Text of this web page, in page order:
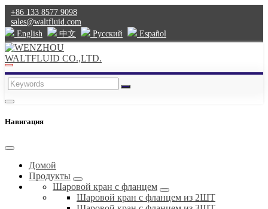
+86 133 8577 9098
sales@waltfluid.com
English
中文 Pусский Español
Навигация
Домой
Продукты
Шаровой кран с фланцем
Шаровой кран с фланцем из 2ШТ